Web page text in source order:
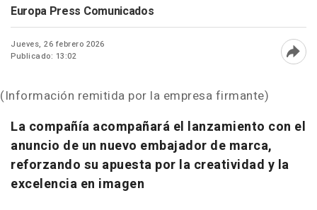
Europa Press Comunicados
Jueves, 26 febrero 2026
Publicado: 13:02
(Información remitida por la empresa firmante)
La compañía acompañará el lanzamiento con el
anuncio de un nuevo embajador de marca,
reforzando su apuesta por la creatividad y la
excelencia en imagen